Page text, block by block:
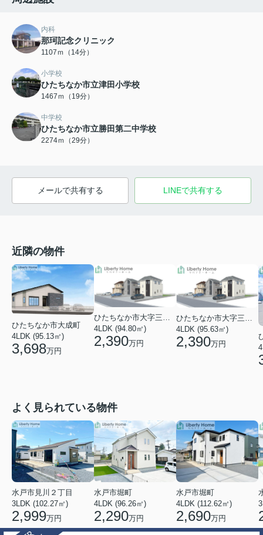
内科
那珂記念クリニック
1107ｍ（14分）
小学校
ひたちなか市立津田小学校
1467ｍ（19分）
中学校
ひたちなか市立勝田第二中学校
2274ｍ（29分）
メールで共有する LINEで共有する
近隣の物件
ひたちなか市大成町
4LDK (95.13㎡)
3,698万円
ひたちなか市大字三反田
4LDK (94.80㎡)
2,390万円
ひたちなか市大字三反田
4LDK (95.63㎡)
2,390万円
よく見られている物件
水戸市見川２丁目
3LDK (102.27㎡)
2,999万円
水戸市堀町
4LDK (96.26㎡)
2,290万円
水戸市堀町
4LDK (112.62㎡)
2,690万円